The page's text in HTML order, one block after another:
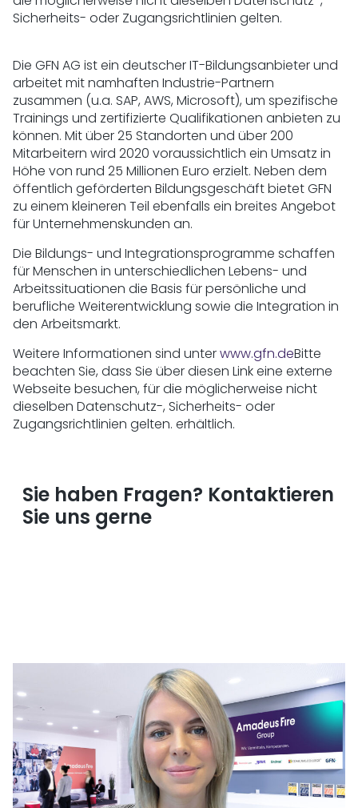
Sicherheits- oder Zugangsrichtlinien gelten.
Die GFN AG ist ein deutscher IT-Bildungsanbieter und
arbeitet mit namhaften Industrie-Partnern
zusammen (u.a. SAP, AWS, Microsoft), um spezifische
Trainings und zertifizierte Qualifikationen anbieten zu
können. Mit über 25 Standorten und über 200
Mitarbeitern wird 2020 voraussichtlich ein Umsatz in
Höhe von rund 25 Millionen Euro erzielt. Neben dem
öffentlich geförderten Bildungsgeschäft bietet GFN
zu einem kleineren Teil ebenfalls ein breites Angebot
für Unternehmenskunden an.
Die Bildungs- und Integrationsprogramme schaffen
für Menschen in unterschiedlichen Lebens- und
Arbeitssituationen die Basis für persönliche und
berufliche Weiterentwicklung sowie die Integration in
den Arbeitsmarkt.
Weitere Informationen sind unterwww.gfn.deBitte
beachten Sie, dass Sie über diesen Link eine externe
Webseite besuchen, für die möglicherweise nicht
dieselben Datenschutz-, Sicherheits- oder
Zugangsrichtlinien gelten. erhältlich.
Sie haben Fragen? Kontaktieren
Sie uns gerne